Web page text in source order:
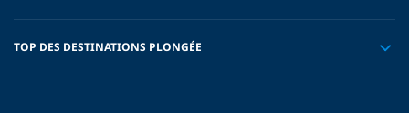
TOP DES DESTINATIONS PLONGÉE